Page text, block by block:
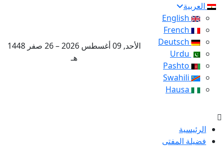
العربية
الأحد, 09 أغسطس 2026 – 26 صفر 1448
الرئيسية
فضيلة المفتى